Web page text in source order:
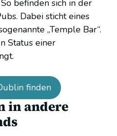
befinden sich in der
Dabei sticht eines
„Temple Bar“.
Status einer
finden
in andere